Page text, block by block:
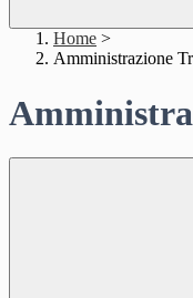
Home >
Amministrazione